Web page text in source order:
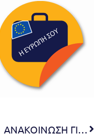
ΑΝΑΚΟΙΝΩΣΗ ΓΙΑ ΤΗΝ ΠΡΟΣΛΗΨΗ ΠΡΟΣΩΠΙΚΟΥ ΕΞΙ (6) ΑΤΟΜΩΝ ΜΕ ΣΥΜΒΑΣΗ ΙΔΟΧ ΔΙΜΗΝΗΣ ΑΠΑΣΧΟΛΗΣΗΣ